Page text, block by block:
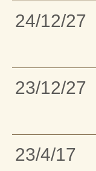
24/12/27
23/12/27
23/4/17